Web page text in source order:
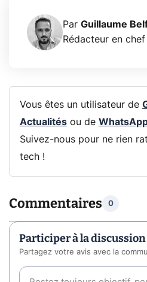
Par Guillaume
Rédacteur en
Vous êtes un utilisateur de
Actualitésou de
Suivez-nous pour ne rien
tech !
Commentaires 0
Participer à la discussion
Partagez votre avis avec la